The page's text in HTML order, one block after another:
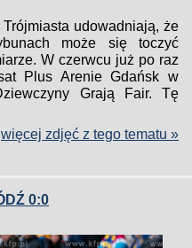
udowadniają, że
może się toczyć
W czerwcu już po raz
Plus Arenie Gdańsk w
Grają Fair. Tę
więcej zdjęć z tego tematu »
0:0